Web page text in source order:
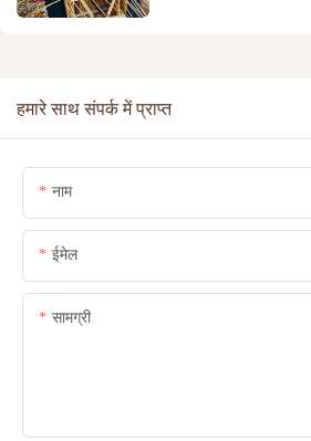
हमारे साथ संपर्क में प्राप्त
नाम
ईमेल
सामग्री